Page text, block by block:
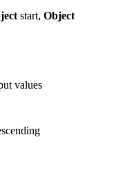
start, Object
values